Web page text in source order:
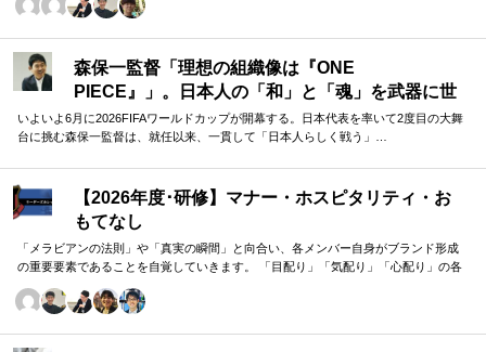
バーのための研修です。
森保一監督「理想の組織像は『ONE
PIECE』」。日本人の「和」と「魂」を武器に世
界へ挑む①
いよいよ6月に2026FIFAワールドカップが開幕する。日本代表を率いて2度目の大舞
台に挑む森保一監督は、就任以来、一貫して「日本人らしく戦う」…
【2026年度･研修】マナー・ホスピタリティ・お
もてなし
「メラビアンの法則」や「真実の瞬間」と向合い、各メンバー自身がブランド形成
の重要要素であることを自覚していきます。 「目配り」「気配り」「心配り」の各
について研究。 「マニュアル」「サービス」を理解・実践するのは当然。 「ホスピ